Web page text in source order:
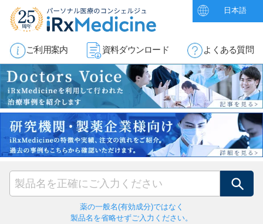
日本語
ご利用案内 資料ダウンロード よくある質問
検索
薬の一般名(有効成分)ではなく
製品名を省略せずご入力ください。